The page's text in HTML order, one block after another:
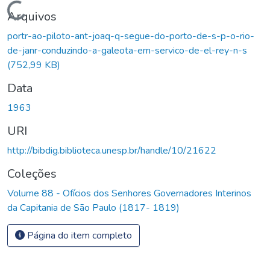
Carregando...
Arquivos
portr-ao-piloto-ant-joaq-q-segue-do-porto-de-s-p-o-rio-
de-janr-conduzindo-a-galeota-em-servico-de-el-rey-n-s
(752,99 KB)
Data
1963
URI
http://bibdig.biblioteca.unesp.br/handle/10/21622
Coleções
Volume 88 - Ofícios dos Senhores Governadores Interinos
da Capitania de São Paulo (1817- 1819)
Página do item completo